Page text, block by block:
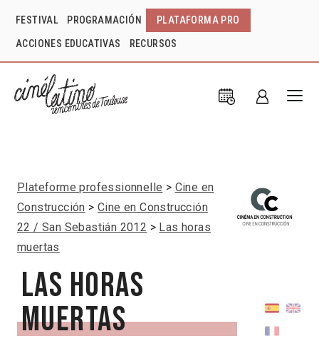
FESTIVAL PROGRAMACIÓN PLATAFORMA PRO
ACCIONES EDUCATIVAS RECURSOS
Plateforme professionnelle
Cine en
Construcción
Cine en Construcción
22 / San Sebastián 2012
Las horas
muertas
Las horas
muertas